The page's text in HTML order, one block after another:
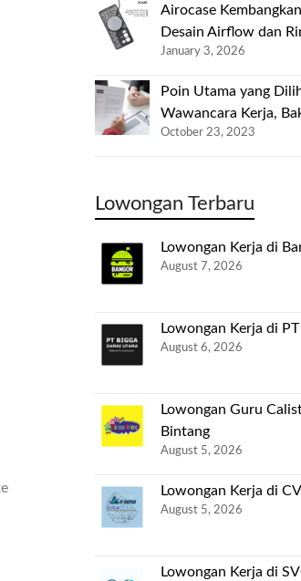
Airocase
Desain Airflow dan
January 3, 2026
Poin Utama yang
Wawancara Kerja,
October 23, 2023
Lowongan Terbaru
Lowongan Kerja di
August 7, 2026
Lowongan Kerja di
August 6, 2026
Lowongan Guru
Bintang
August 5, 2026
Lowongan Kerja di
August 5, 2026
Lowongan Kerja di